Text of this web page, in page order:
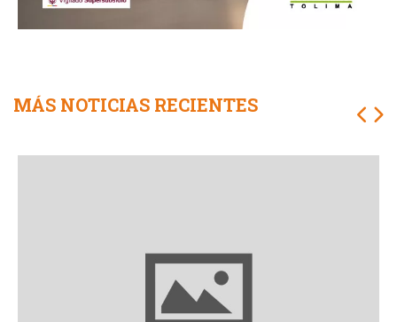
MÁS NOTICIAS RECIENTES